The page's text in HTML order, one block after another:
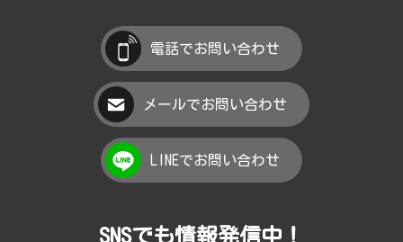
電話でお問い合わせ
メールでお問い合わせ
LINEでお問い合わせ
SNSでも情報発信中！